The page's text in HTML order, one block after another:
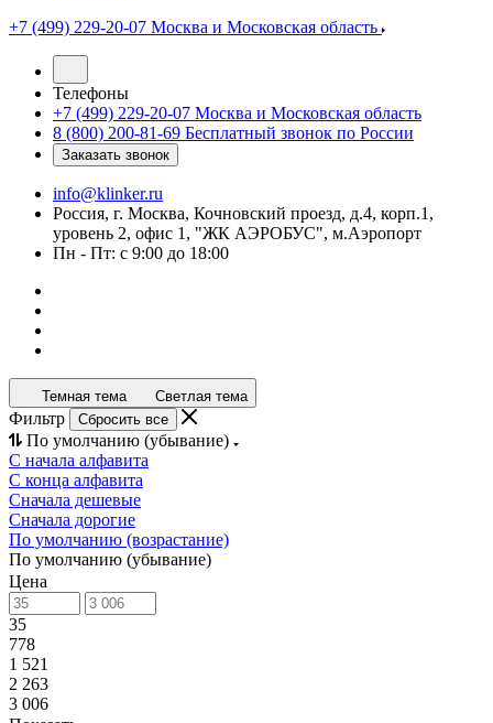
+7 (499) 229-20-07 Москва и Московская область
Телефоны
+7 (499) 229-20-07 Москва и Московская область
8 (800) 200-81-69 Бесплатный звонок по России
Заказать звонок
info@klinker.ru
Россия, г. Москва, Кочновский проезд, д.4, корп.1,
уровень 2, офис 1, "ЖК АЭРОБУС", м.Аэропорт
Пн - Пт: с 9:00 до 18:00
Темная тема Светлая тема
Фильтр Сбросить все
По умолчанию (убывание)
С начала алфавита
С конца алфавита
Сначала дешевые
Сначала дорогие
По умолчанию (возрастание)
По умолчанию (убывание)
Цена
35
778
1 521
2 263
3 006